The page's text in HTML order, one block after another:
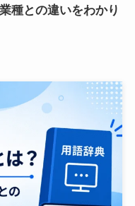
種との違いをわかり